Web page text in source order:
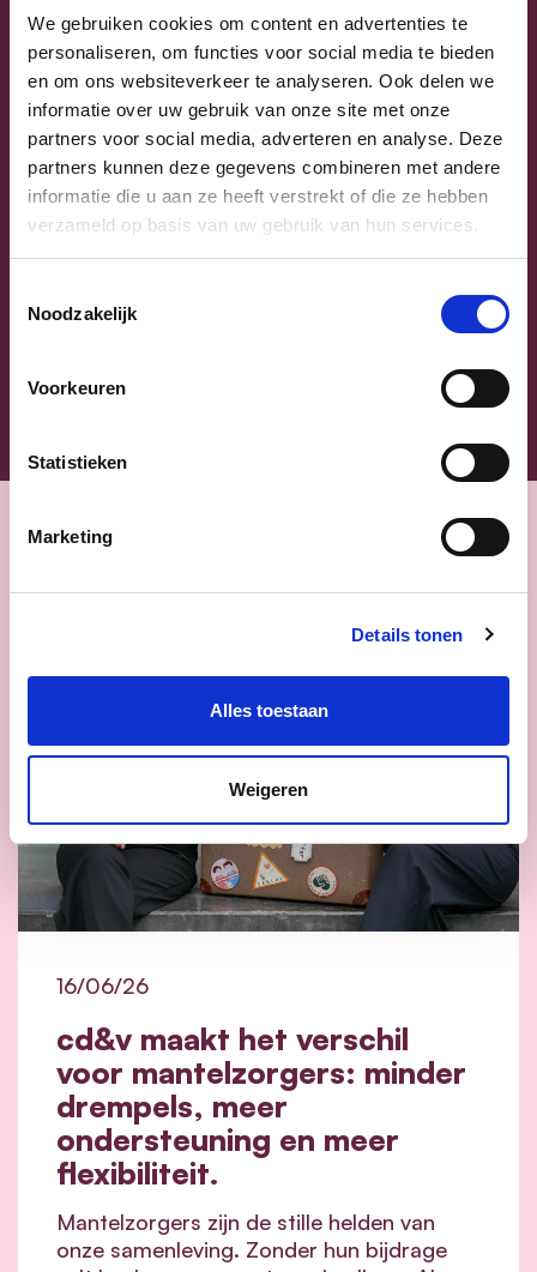
We gebruiken cookies om content en advertenties te
personaliseren, om functies voor social media te bieden
en om ons websiteverkeer te analyseren. Ook delen we
informatie over uw gebruik van onze site met onze
partners voor social media, adverteren en analyse. Deze
partners kunnen deze gegevens combineren met andere
informatie die u aan ze heeft verstrekt of die ze hebben
verzameld op basis van uw gebruik van hun services.
Noodzakelijk
Voorkeuren
Statistieken
Marketing
Details tonen
Alles toestaan
Weigeren
Laat hier je e-mailadres achter en ontvang
onze nieuwsbrief.
Postcode
Ja, ik aanvaard de privacyvoorwaarden.
Klikhierom de privacyvoorwaarden te raadplegen
Nieuws
cd&v maakt het verschil
voor mantelzorgers: minder
drempels, meer
ondersteuning en meer
flexibiliteit.
16/06/26
Mantelzorgers zijn de stille helden van
onze samenleving. Zonder hun bijdrage